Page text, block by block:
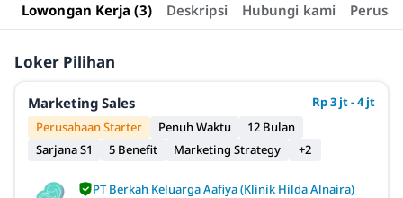
Lowongan Kerja (3) Deskripsi Hubungi kami
Loker Pilihan
Marketing Sales
Rp 3 jt - 4 jt
Perusahaan Starter
Penuh Waktu
12 Bulan
Sarjana S1
5 Benefit Marketing Strategy +2
PT Berkah Keluarga Aafiya (Klinik Hilda Alnaira)